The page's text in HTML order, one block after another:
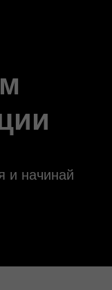
и начинай